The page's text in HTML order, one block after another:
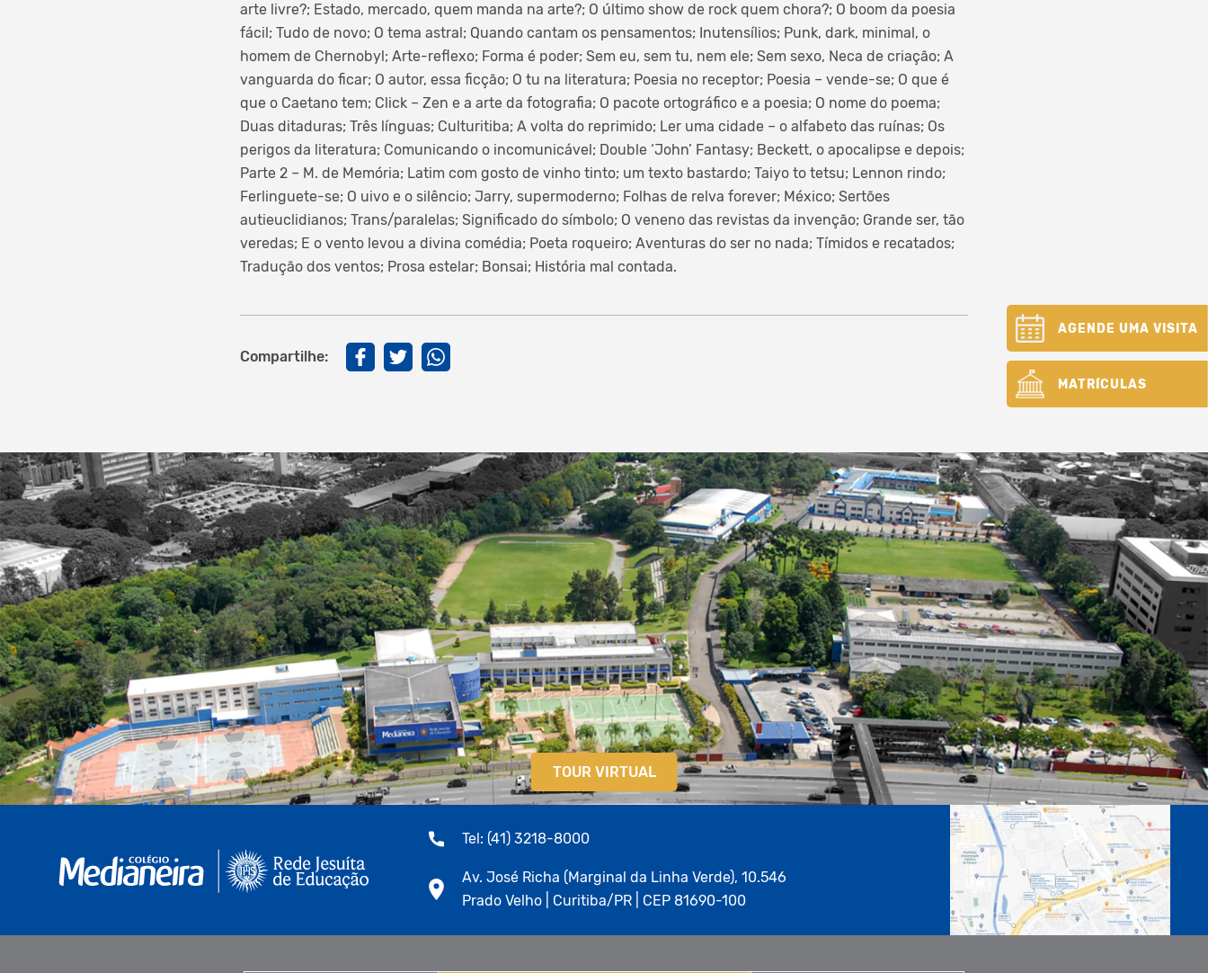
arte livre?; Estado, mercado, quem manda na arte?; O último show de rock quem chora?; O boom da poesia
fácil; Tudo de novo; O tema astral; Quando cantam os pensamentos; Inutensílios; Punk, dark, minimal, o
homem de Chernobyl; Arte-reflexo; Forma é poder; Sem eu, sem tu, nem ele; Sem sexo, Neca de criação; A
vanguarda do ficar; O autor, essa ficção; O tu na literatura; Poesia no receptor; Poesia – vende-se; O que é
que o Caetano tem; Click – Zen e a arte da fotografia; O pacote ortográfico e a poesia; O nome do poema;
Duas ditaduras; Três línguas; Culturitiba; A volta do reprimido; Ler uma cidade – o alfabeto das ruínas; Os
perigos da literatura; Comunicando o incomunicável; Double ‘John’ Fantasy; Beckett, o apocalipse e depois;
Parte 2 – M. de Memória; Latim com gosto de vinho tinto; um texto bastardo; Taiyo to tetsu; Lennon rindo;
Ferlinguete-se; O uivo e o silêncio; Jarry, supermoderno; Folhas de relva forever; México; Sertões
autieuclidianos; Trans/paralelas; Significado do símbolo; O veneno das revistas da invenção; Grande ser, tão
veredas; E o vento levou a divina comédia; Poeta roqueiro; Aventuras do ser no nada; Tímidos e recatados;
Tradução dos ventos; Prosa estelar; Bonsai; História mal contada.
Compartilhe:
AGENDE UMA VISITA
MATRÍCULAS
TOUR VIRTUAL
Tel: (41) 3218-8000
Av. José Richa (Marginal da Linha Verde), 10.546
Prado Velho | Curitiba/PR | CEP 81690-100